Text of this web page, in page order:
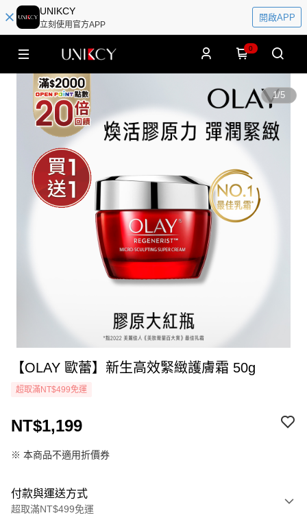
UNIKCY
立刻使用官方APP
開啟APP
0
1/5
【OLAY 歐蕾】新生高效緊緻護膚霜 50g
超取滿NT$499免運
NT$1,199
※ 本商品不適用折價券
付款與運送方式
超取滿NT$499免運